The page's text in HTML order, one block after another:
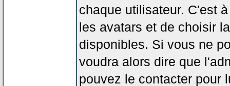
chaque utilisateur. C'est
les avatars et de choisir
disponibles. Si vous ne
voudra alors dire que
pouvez le contacter pour